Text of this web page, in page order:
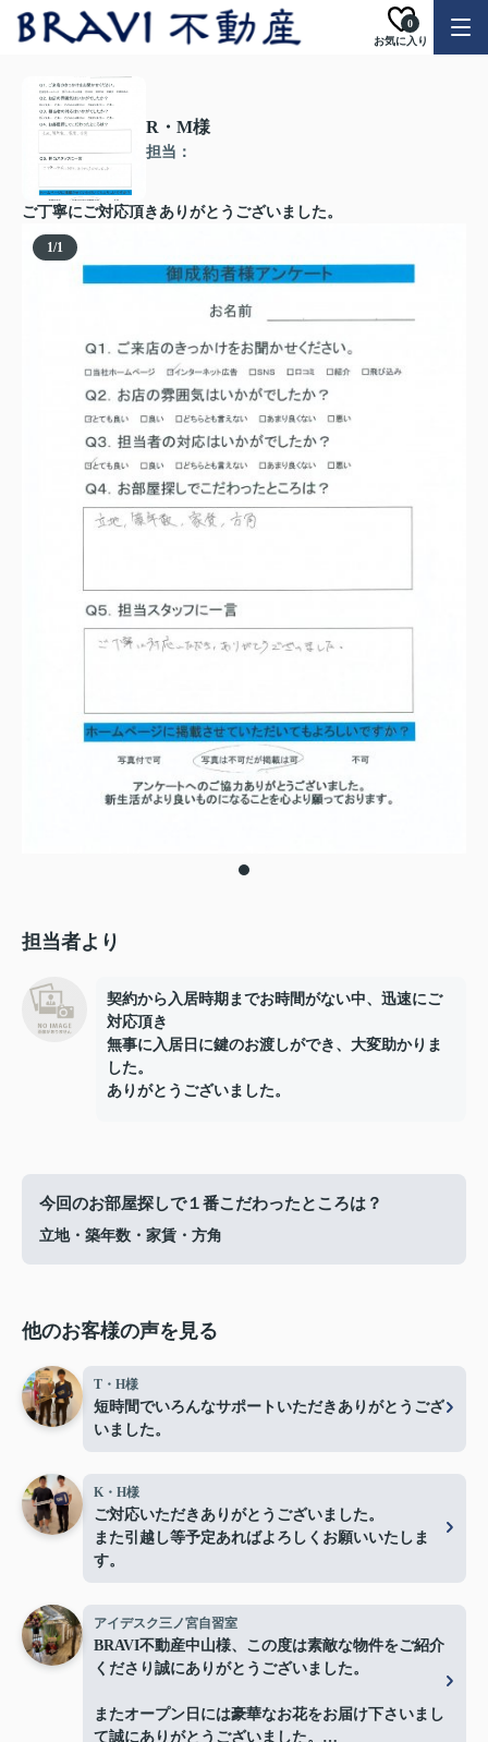
お気に入り
0
R・M様
担当：
ご丁寧にご対応頂きありがとうございました。
1/1
担当者より
契約から入居時期までお時間がない中、迅速にご
対応頂き
無事に入居日に鍵のお渡しができ、大変助かりま
した。
ありがとうございました。
今回のお部屋探しで１番こだわったところは？
立地・築年数・家賃・方角
他のお客様の声を見る
T・H様
短時間でいろんなサポートいただきありがとうござ
いました。
K・H様
ご対応いただきありがとうございました。
また引越し等予定あればよろしくお願いいたしま
す。
アイデスク三ノ宮自習室
BRAVI不動産中山様、この度は素敵な物件をご紹介
くださり誠にありがとうございました。
またオープン日には豪華なお花をお届け下さいまし
て誠にありがとうございました。